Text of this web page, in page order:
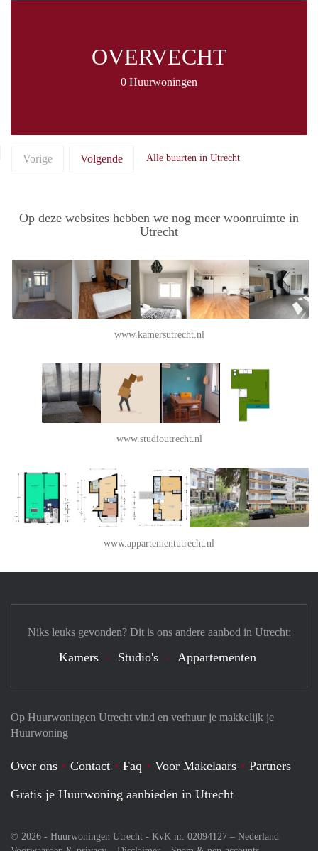
OVERVECHT
0 Huurwoningen
Vorige Volgende Alle buurten in Utrecht
Op deze websites hebben we nog meer woonruimte in
Utrecht
www.kamersutrecht.nl
www.studioutrecht.nl
www.appartementutrecht.nl
Op Huurwoningen Utrecht vind en verhuur je makkelijk je
Huurwoning
Over ons Contact Faq Voor Makelaars
Partners
Gratis je Huurwoning aanbieden in Utrecht
© 2026 - Huurwoningen Utrecht - KvK nr. 02094127 – Nederland
Niks leuks gevonden? Dit is ons andere aanbod in Utrecht:
Kamers Studio's Appartementen